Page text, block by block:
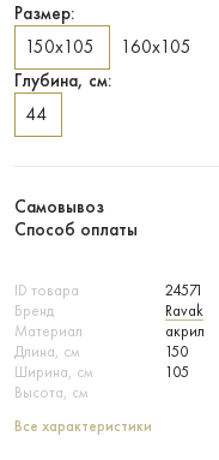
ID товара
24571
Бренд
Ravak
Материал
акрил
Длина, см
150
Ширина, см
105
Высота, см
Все характеристики
Размер:
150х105
160х105
Глубина, см:
44
Самовывоз
Способ оплаты